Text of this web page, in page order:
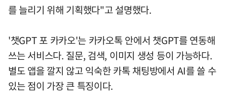
를 늘리기 위해 기획했다"고 설명했다.
'챗GPT 포 카카오'는 카카오톡 안에서 챗GPT를 연동해
쓰는 서비스다. 질문, 검색, 이미지 생성 등이 가능하다.
별도 앱을 깔지 않고 익숙한 카톡 채팅방에서 AI를 쓸 수
있는 점이 가장 큰 특징이다.